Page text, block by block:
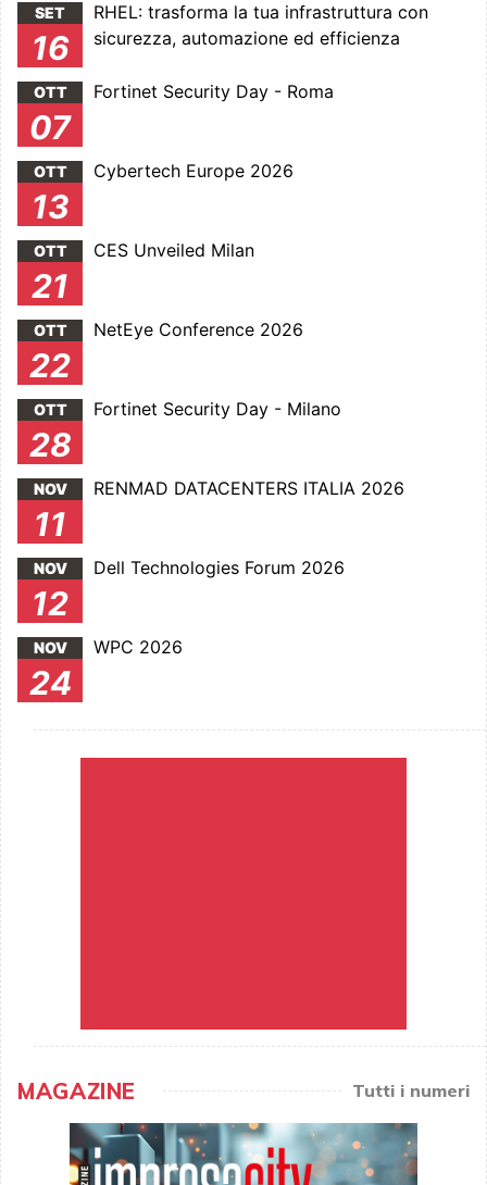
SET
16
RHEL: trasforma la tua infrastruttura con
sicurezza, automazione ed efficienza
OTT
07
Fortinet Security Day - Roma
OTT
13
Cybertech Europe 2026
OTT
21
CES Unveiled Milan
OTT
22
NetEye Conference 2026
OTT
28
Fortinet Security Day - Milano
NOV
11
RENMAD DATACENTERS ITALIA 2026
NOV
12
Dell Technologies Forum 2026
NOV
24
WPC 2026
MAGAZINE Tutti i numeri